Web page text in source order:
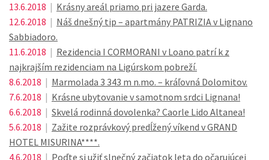
13.6.2018 | Krásny areál priamo pri jazere Garda.
12.6.2018 | Náš dnešný tip – apartmány PATRIZIA v Lignano
Sabbiadoro.
11.6.2018 | Rezidencia I CORMORANI v Loano patrí k z
najkrajším rezidenciam na Ligúrskom pobreží.
8.6.2018 | Marmolada 3 343 m n.mo. – kráľovná Dolomitov.
7.6.2018 | Krásne ubytovanie v samotnom srdci Lignana!
6.6.2018 | Skvelá rodinná dovolenka? Caorle Lido Altanea!
5.6.2018 | Zažite rozprávkový predĺžený víkend v GRAND
HOTEL MISURINA****.
4.6.2018 | Poďte si užiť slnečný začiatok leta do očarujúcej